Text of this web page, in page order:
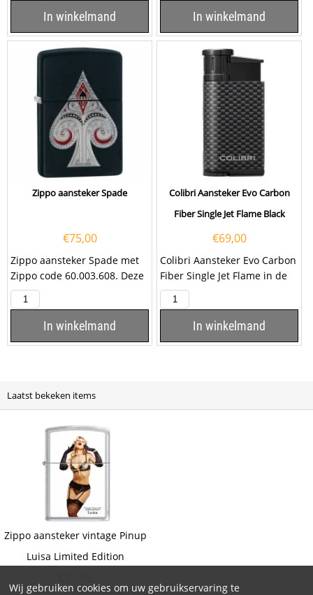
afwerking...In winkelmand In winkelmand
Zippo aansteker Spade
€75,00
Zippo aansteker Spade met
Zippo code 60.003.608. Deze
mat zwarte aansteker is aan
de voorzijde...
In winkelmand
Colibri Aansteker Evo Carbon
Fiber Single Jet Flame Black
€69,00
Colibri Aansteker Evo Carbon
Fiber Single Jet Flame in de
kleur Zwart. Deze Colibri
aansteker...
In winkelmand
Laatst bekeken items
Zippo aansteker vintage Pinup
Luisa Limited Edition
Wij gebruiken cookies om uw gebruikservaring te